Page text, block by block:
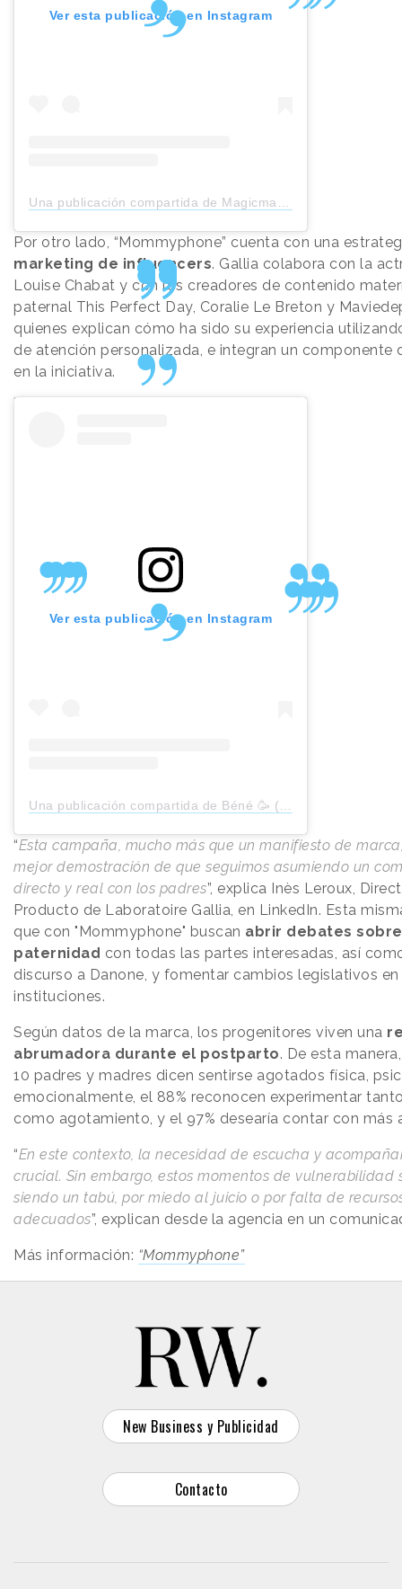
Ver esta publicación en Instagram
Una publicación compartida de Magicmaman (@magicmaman_com)
Por otro lado, “Mommyphone” cuenta con una
marketing de influencers. Gallia colabora con la
Louise Chabat y con los creadores de contenido
paternal This Perfect Day, Coralie Le Breton y
quienes explican cómo ha sido su experiencia
de atención personalizada, e integran un componente
en la iniciativa.
Ver esta publicación en Instagram
Una publicación compartida de Béné 🥳 (@this_perfectday)
“Esta campaña, mucho más que un manifiesto de
mejor demostración de que seguimos asumiendo un
directo y real con los padres”, explica Inès Leroux,
Producto de Laboratoire Gallia, en LinkedIn. Esta
que con "Mommyphone" buscan abrir debates
paternidad con todas las partes interesadas, así
discurso a Danone, y fomentar cambios legislativos en
instituciones.
Según datos de la marca, los progenitores viven una
abrumadora durante el postparto. De esta
10 padres y madres dicen sentirse agotados física,
emocionalmente, el 88% reconocen experimentar
como agotamiento, y el 97% desearía contar con más
“En este contexto, la necesidad de escucha y
crucial. Sin embargo, estos momentos de vulnerabilidad
siendo un tabú, por miedo al juicio o por falta de
adecuados”, explican desde la agencia en un
Más información: “Mommyphone”
New Business y Publicidad
Contacto